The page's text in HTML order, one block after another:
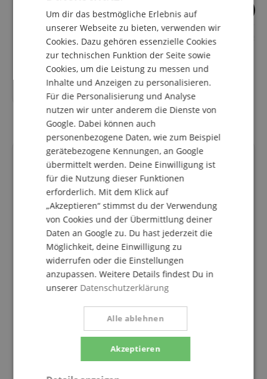
26
Classic Cantabile
Akkordeonkoffer für 48 Bass
Akkordeons
77,90 €
Alpenklang
Akkordeonkoffer
Luxus
Kundenbewertungen
4.05.0
Basierend auf 1 Bewertungen
5 Sterne
0
4 Sterne
1
3 Sterne
0
stattgefunden: Nur Kunden, die in unserem
FRENCH
SPANISH
Um dir das bestmögliche Erlebnis auf
unserer Webseite zu bieten, verwenden wir
Cookies. Dazu gehören essenzielle Cookies
zur technischen Funktion der Seite sowie
Cookies, um die Leistung zu messen und
Inhalte und Anzeigen zu personalisieren.
Für die Personalisierung und Analyse
nutzen wir unter anderem die Dienste von
Google. Dabei können auch
personenbezogene Daten, wie zum Beispiel
gerätebezogene Kennungen, an Google
übermittelt werden. Deine Einwilligung ist
für die Nutzung dieser Funktionen
erforderlich. Mit dem Klick auf
„Akzeptieren“ stimmst du der Verwendung
von Cookies und der Übermittlung deiner
Daten an Google zu. Du hast jederzeit die
Möglichkeit, deine Einwilligung zu
widerrufen oder die Einstellungen
anzupassen. Weitere Details findest Du in
unserer Datenschutzerklärung
Akzeptieren
Alle ablehnen